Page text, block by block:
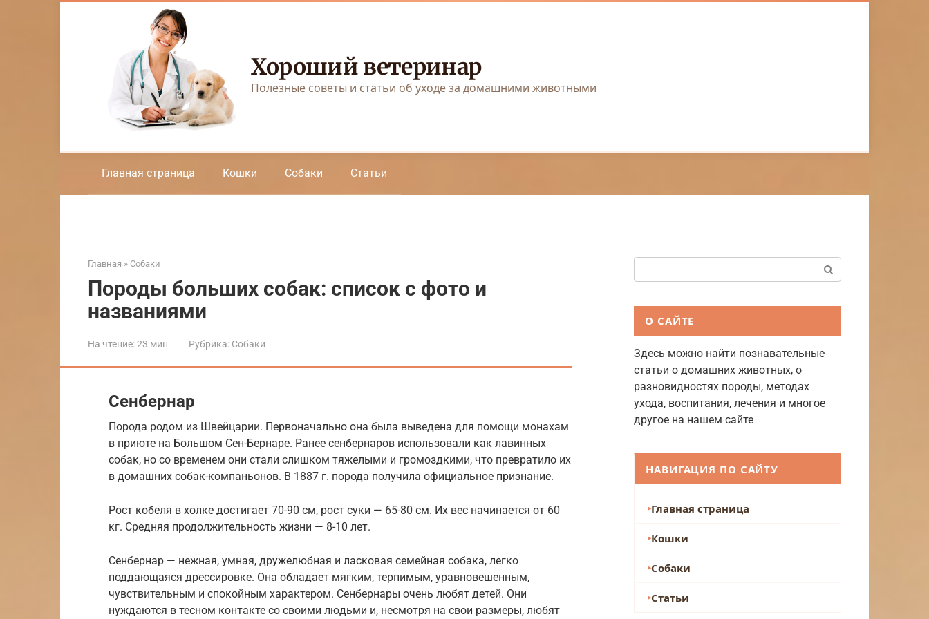
Хороший ветеринар
Полезные советы и статьи об уходе за домашними животными
Главная страница Кошки Собаки Статьи
Главная » Собаки
Породы больших собак: список с фото и
названиями
На чтение:23 мин Рубрика: Собаки
Сенбернар
Порода родом из Швейцарии. Первоначально она была выведена для помощи монахам
в приюте на Большом Сен-Бернаре. Ранее сенбернаров использовали как лавинных
собак, но со временем они стали слишком тяжелыми и громоздкими, что превратило их
в домашних собак-компаньонов. В 1887 г. порода получила официальное признание.
Рост кобеля в холке достигает 70-90 см, рост суки — 65-80 см. Их вес начинается от 60
кг. Средняя продолжительность жизни — 8-10 лет.
Сенбернар — нежная, умная, дружелюбная и ласковая семейная собака, легко
поддающаяся дрессировке. Она обладает мягким, терпимым, уравновешенным,
чувствительным и спокойным характером. Сенбернары очень любят детей. Они
нуждаются в тесном контакте со своими людьми и, несмотря на свои размеры, любят
О САЙТЕ
Здесь можно найти познавательные
статьи о домашних животных, о
разновидностях породы, методах
ухода, воспитания, лечения и многое
другое на нашем сайте
НАВИГАЦИЯ ПО САЙТУ
Главная страница
Кошки
Собаки
Статьи